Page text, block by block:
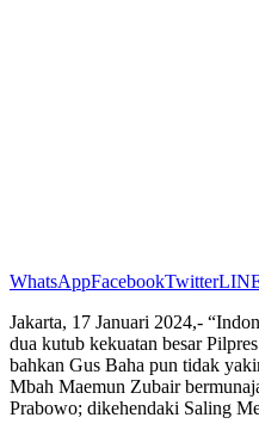
WhatsAppFacebookTwitter
Jakarta, 17 Januari 2024,-
dua kutub kekuatan besar
bahkan Gus Baha pun tidak
Mbah Maemun Zubair
Prabowo; dikehendaki Saling